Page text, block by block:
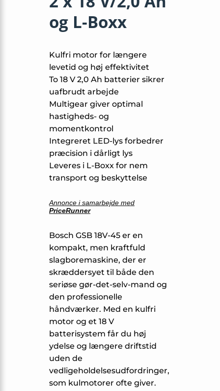
og L-Boxx
Kulfri motor for længere
levetid og høj effektivitet
To 18 V 2,0 Ah batterier sikrer
uafbrudt arbejde
Multigear giver optimal
hastigheds- og
momentkontrol
Integreret LED-lys forbedrer
præcision i dårligt lys
Leveres i L-Boxx for nem
transport og beskyttelse
Annonce i samarbejde med
PriceRunner
Bosch GSB 18V-45 er en
kompakt, men kraftfuld
slagboremaskine, der er
skræddersyet til både den
seriøse gør-det-selv-mand og
den professionelle
håndværker. Med en kulfri
motor og et 18 V
batterisystem får du høj
ydelse og længere driftstid
uden de
vedligeholdelsesudfordringer,
som kulmotorer ofte giver.